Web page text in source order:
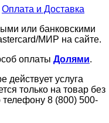
Оплата и Доставка
или банковскими
МИР на сайте.
оплаты Долями.
действует услуга
только на товар без
8 (800) 500-